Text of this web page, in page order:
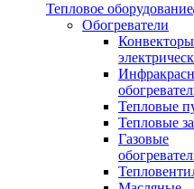
Тепловое оборудование
Обогреватели
Конвекторы
Тепловые
Тепловые
Газовые